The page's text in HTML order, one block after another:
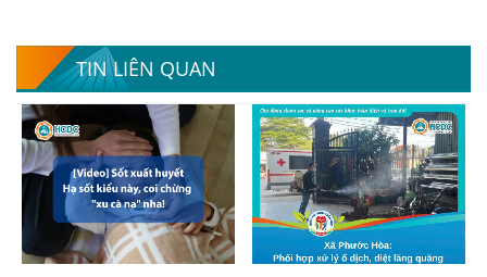
TIN LIÊN QUAN